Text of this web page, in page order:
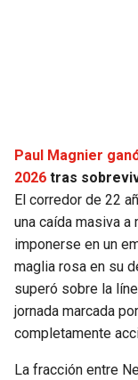
COMMANDERS
CARDINALS
RAMS
49ERS
SEAHAWKS
KINGS
MAVERICKS
ROCKETS
GRIZZLIES
PELICANS
Paul Magnier
2026 tras
El corredor de 22
una caída masiva
imponerse en un
maglia rosa en su
superó sobre la
jornada marcada
completamente
La fracción entre